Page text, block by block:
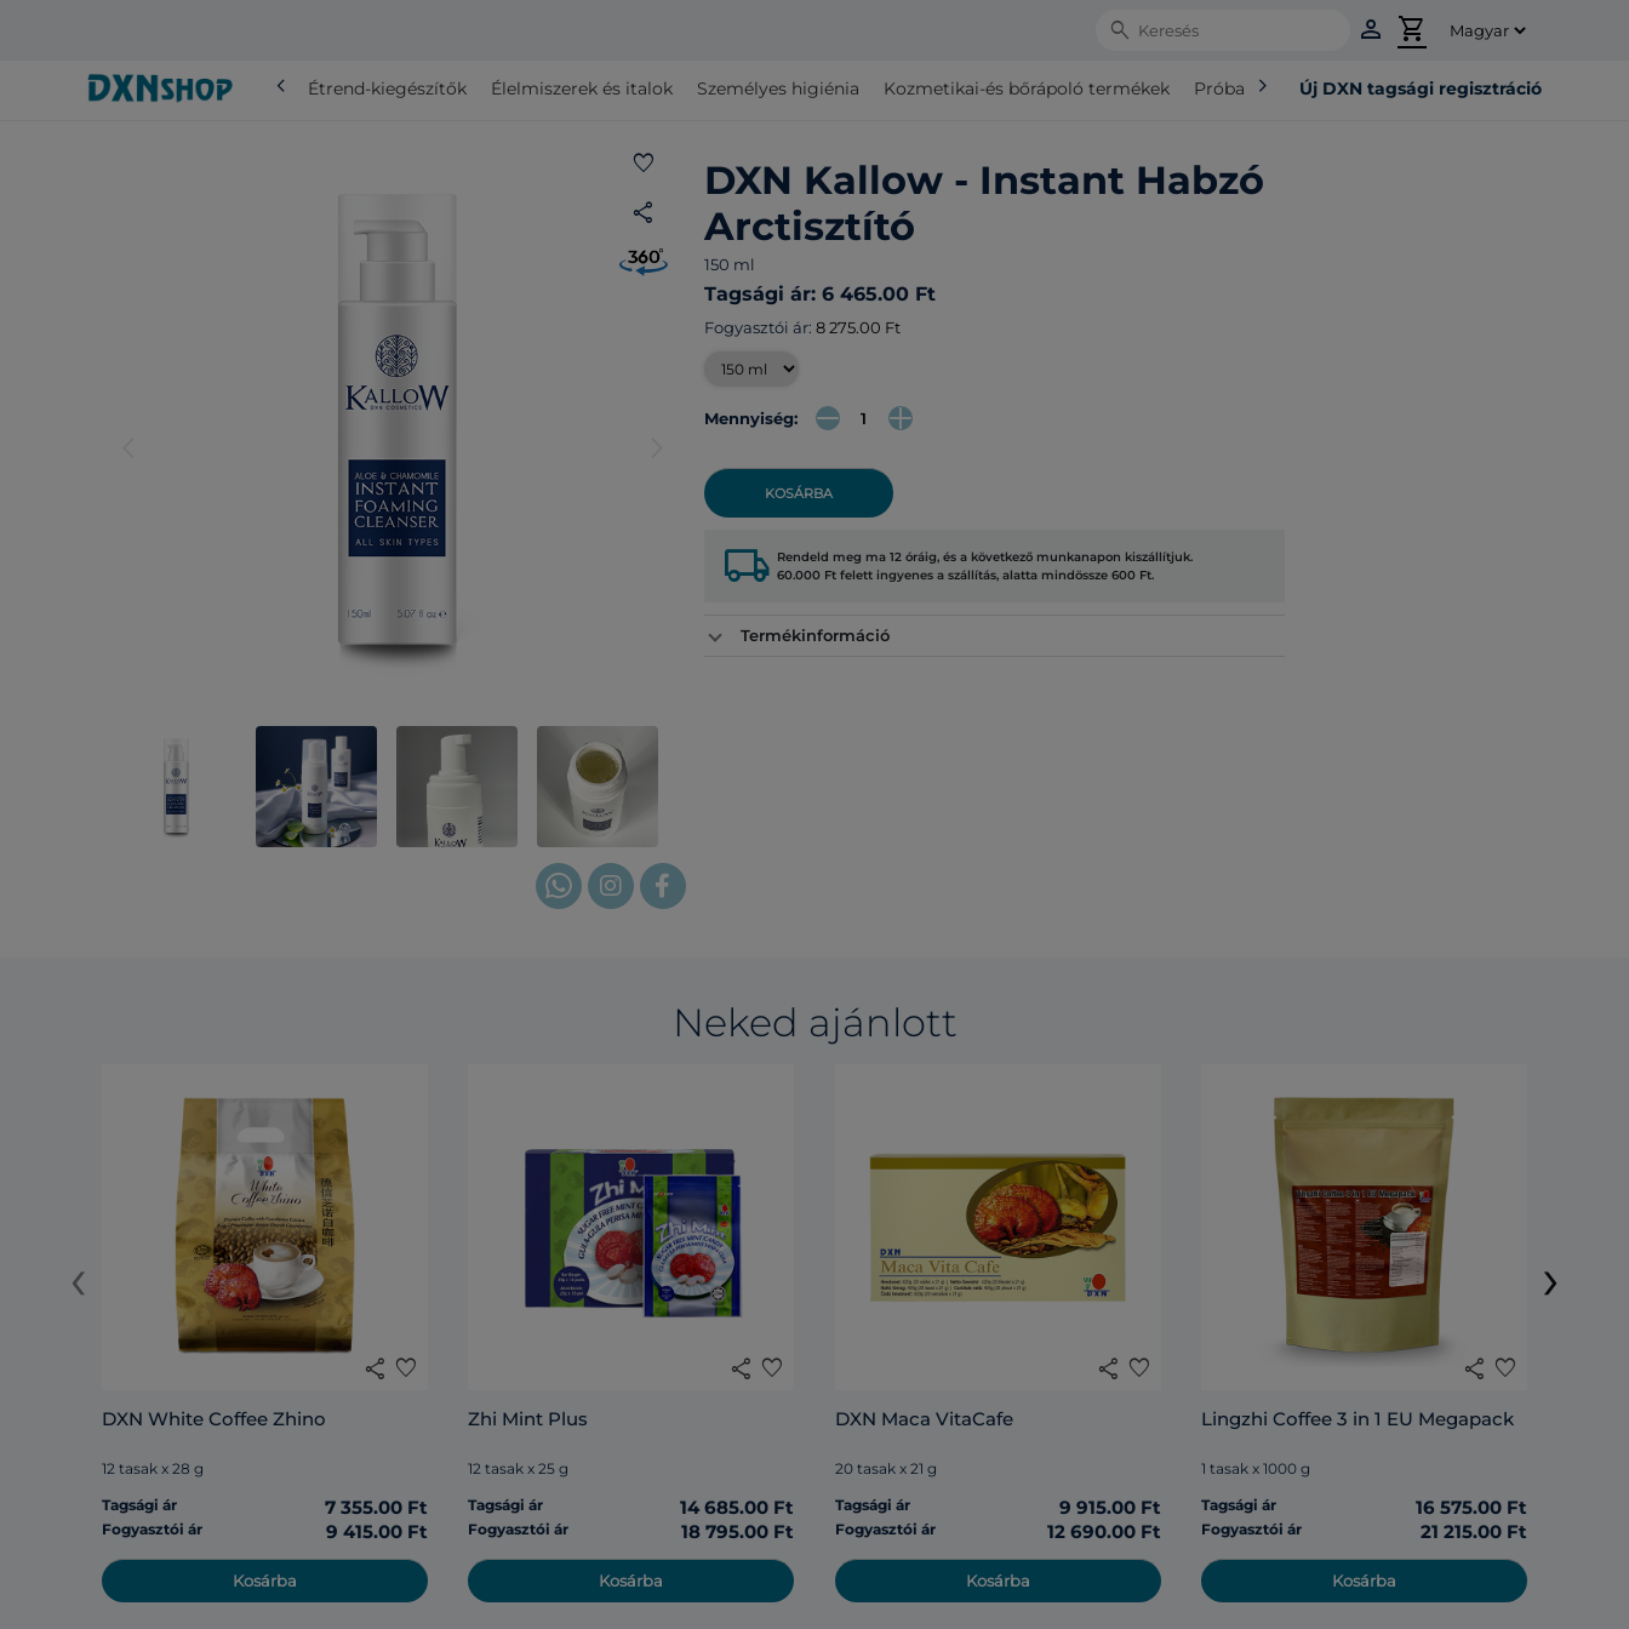
Search person shopping_cart
chevron_left chevron_right
Összes Étrend-kiegészítők Élelmiszerek és italok Személyes higiénia Kozmetikai-és bőrápoló termékek Próba csomagÚj DXN tagsági regisztráció
favorite
share
DXN Kallow - Instant Habzó
Arctisztító
150 ml
Tagsági ár: 6 465.00 Ft
Fogyasztói ár: 8 275.00 Ft
Mennyiség:
KOSÁRBA
local_shipping Rendeld meg ma 12 óráig, és a következő munkanapon kiszállítjuk.
60.000 Ft felett ingyenes a szállítás, alatta mindössze 600 Ft.
Termékinformáció
Neked ajánlott
share favorite
DXN White Coffee Zhino
12 tasak x 28 g
Tagsági ár
7 355.00 Ft
Fogyasztói ár 9 415.00 Ft
Kosárba
share favorite
Zhi Mint Plus
12 tasak x 25 g
Tagsági ár
14 685.00 Ft
Fogyasztói ár 18 795.00 Ft
Kosárba
share favorite
DXN Maca VitaCafe
20 tasak x 21 g
Tagsági ár
9 915.00 Ft
Fogyasztói ár 12 690.00 Ft
Kosárba
share favorite
Lingzhi Coffee 3 in 1 EU Megapack
1 tasak x 1000 g
Tagsági ár
16 575.00 Ft
Fogyasztói ár 21 215.00 Ft
Kosárba
‹ ›